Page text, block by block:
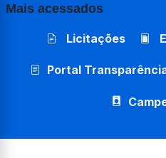
Mais acessados
Licitações
Portal